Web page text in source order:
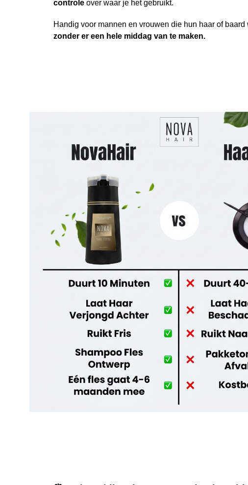
controleover waar je het gebruikt.
Handig voor mannen en vrouwen die hun haar of baard
zonder er een hele middag van te maken.